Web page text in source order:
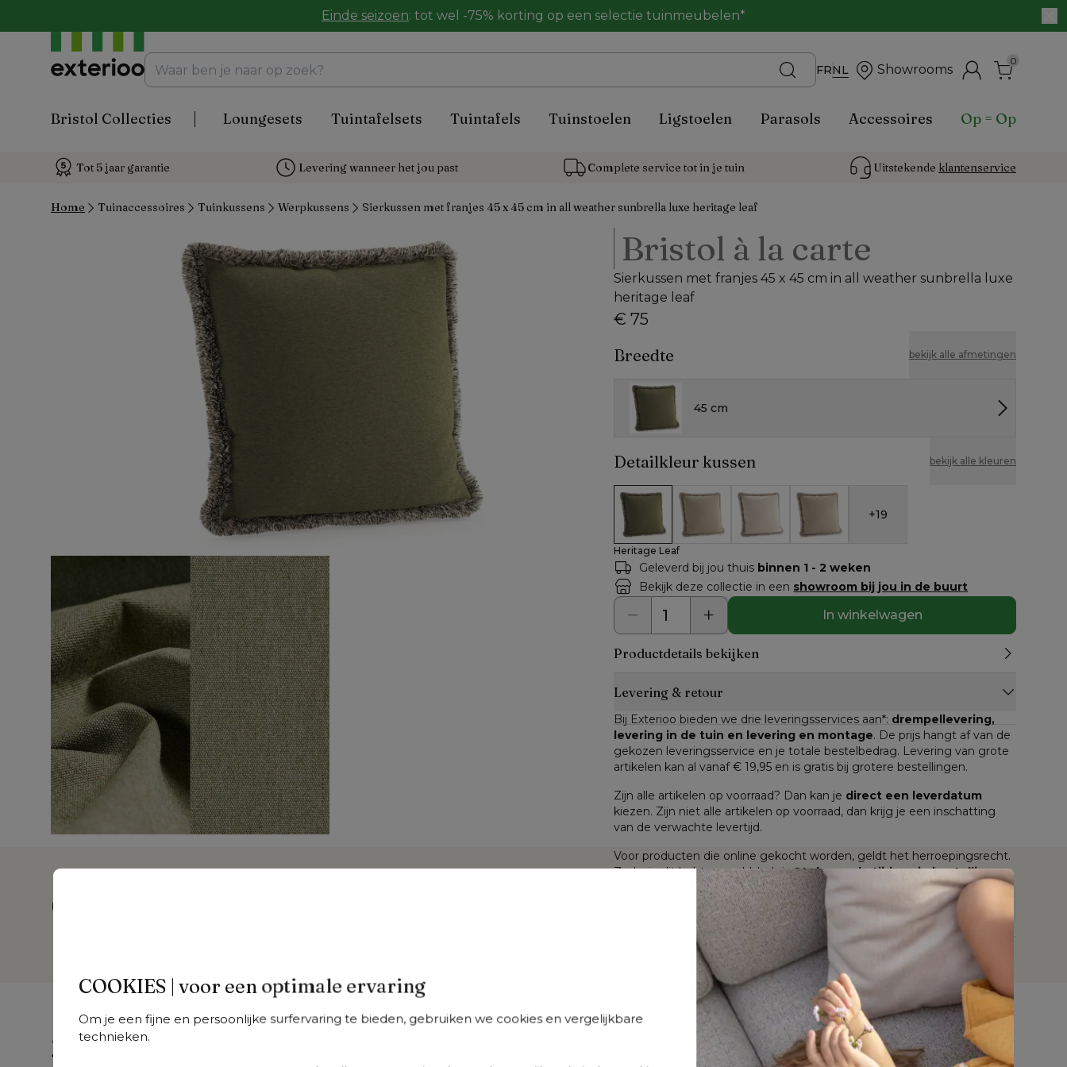
COOKIES | voor een optimale ervaring
Om je een fijne en persoonlijke surfervaring te bieden, gebruiken we cookies en vergelijkbare
technieken.
Einde seizoen: tot wel -75% korting op een selectie tuinmeubelen*
FRNL Showrooms
0
Bristol Collecties Loungesets Tuintafelsets Tuintafels Tuinstoelen Ligstoelen Parasols Accessoires Op = Op
Tot 5 jaar garantie Levering wanneer het jou past Complete service tot in je tuin Uitstekende klantenservice
Home Tuinaccessoires Tuinkussens Werpkussens Sierkussen met franjes 45 x 45 cm in all weather sunbrella luxe heritage leaf
Bristol à la carte
Sierkussen met franjes 45 x 45 cm in all weather sunbrella luxe
heritage leaf
€ 75
Breedte bekijk alle afmetingen
45 cm
Detailkleur kussen bekijk alle kleuren
Heritage LeafAlthea ChalkAlthea Off White
Bora Forest
+19
Heritage Leaf
Geleverd bij jou thuis binnen 1 - 2 weken
Bekijk deze collectie in een showroom bij jou in de buurt
In winkelwagen
Productdetails bekijken
Levering & retour
Bij Exterioo bieden we drie leveringsservices aan*: drempellevering,
levering in de tuin en levering en montage. De prijs hangt af van de
gekozen leveringsservice en je totale bestelbedrag. Levering van grote
artikelen kan al vanaf € 19,95 en is gratis bij grotere bestellingen.
Zijn alle artikelen op voorraad? Dan kan je direct een leverdatum
kiezen. Zijn niet alle artikelen op voorraad, dan krijg je een inschatting
van de verwachte levertijd.
Voor producten die online gekocht worden, geldt het herroepingsrecht.
Zodra je dit hebt gemeld, heb je 14 dagen de tijd om je bestelling
terug te sturen.
Over dit product
411498
Te zien in de showroom
Nee
45 cm
Bristol à la carte
Nee
Weerbestendigheid tuinmeubel
Dit tuinmeubel is geschikt om in de
zomer buiten te laten staan, maar het
is raadzaam om het in de
Zoek je iets anders?